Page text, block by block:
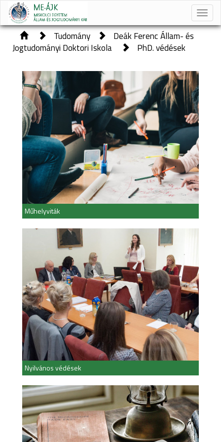
Toggle
Tudomány
Deák Ferenc Állam- és
Jogtudományi Doktori Iskola
PhD. védések
Műhelyviták
Nyilvános védések